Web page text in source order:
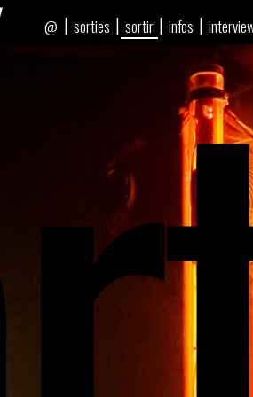
| sorties | sortir | infos |
@